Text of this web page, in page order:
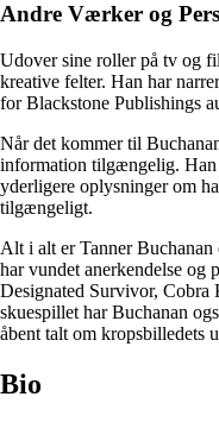
Andre Værker og
Udover sine roller på tv og
kreative felter. Han har
for Blackstone Publishings
Når det kommer til
information tilgængelig. Han
yderligere oplysninger om
tilgængeligt.
Alt i alt er Tanner
har vundet anerkendelse og
Designated Survivor, Cobra
skuespillet har Buchanan
åbent talt om kropsbilledets
Bio